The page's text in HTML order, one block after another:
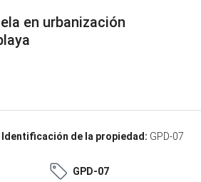
en urbanización
Identificación de la propiedad: GPD-07
GPD-07